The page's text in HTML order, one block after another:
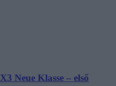
Neue Klasse – első